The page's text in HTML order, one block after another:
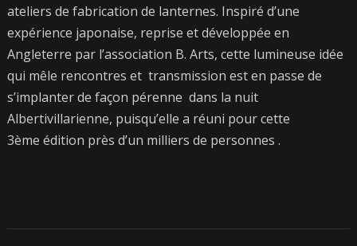
ateliers de fabrication de lanternes. Inspiré d’une
expérience japonaise, reprise et développée en
Angleterre par l’association B. Arts, cette lumineuse idée
qui mêle rencontres et transmission est en passe de
s’implanter de façon pérenne dans la nuit
Albertivillarienne, puisqu’elle a réuni pour cette
3ème édition près d’un milliers de personnes .